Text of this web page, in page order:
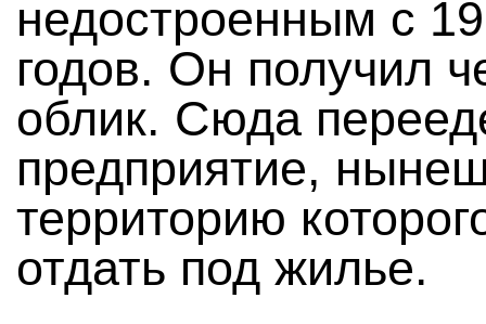
недостроенным с
годов. Он получил
облик. Сюда
предприятие,
территорию
отдать под жилье.